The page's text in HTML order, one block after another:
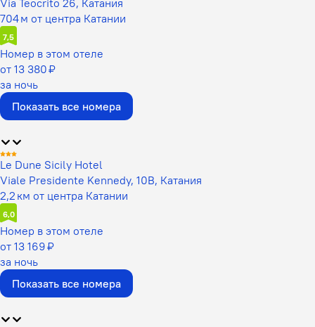
704 м от центра Катании
7,5
Номер в этом отеле
от 13 380 ₽
за ночь
Показать все номера
Le Dune Sicily Hotel
Viale Presidente Kennedy, 10B, Катания
2,2 км от центра Катании
6,0
Номер в этом отеле
от 13 169 ₽
за ночь
Показать все номера